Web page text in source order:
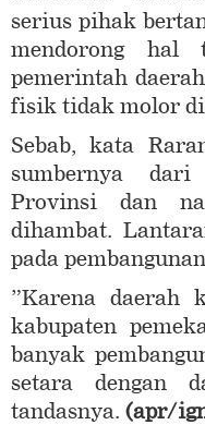
serius pihak
mendorong hal
pemerintah
fisik tidak molor
Sebab, kata
sumbernya
Provinsi dan
dihambat.
pada
”Karena daerah
kabupaten
banyak
setara dengan
tandasnya. (apr/